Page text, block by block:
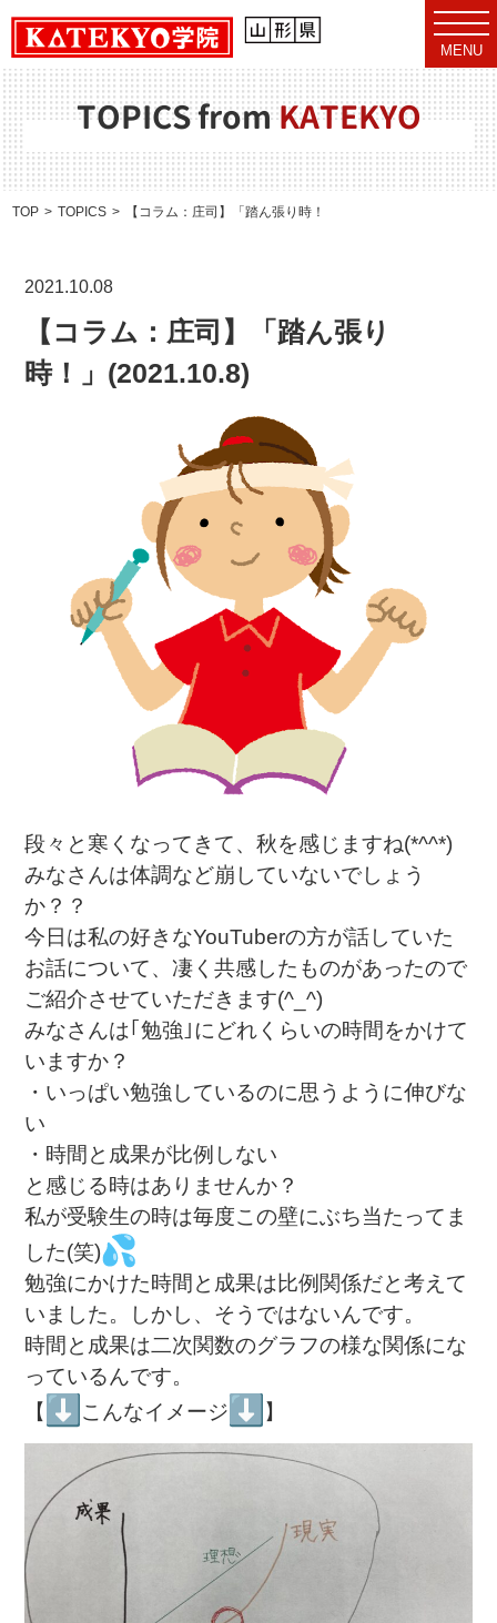
t
o
g
g
l
e
n
v
i
g
MENU
TOPICS fromKATEKYO
TOP TOPICS 【コラム：庄司】「踏ん張り時！」(2021.10.8)
2021.10.08
【コラム：庄司】「踏ん張り
時！」(2021.10.8)
段々と寒くなってきて、秋を感じますね(*^^*)
みなさんは体調など崩していないでしょう
か？？
今日は私の好きなYouTuberの方が話していた
お話について、凄く共感したものがあったので
ご紹介させていただきます(^_^)
みなさんは｢勉強｣にどれくらいの時間をかけて
いますか？
・いっぱい勉強しているのに思うように伸びな
い
・時間と成果が比例しない
と感じる時はありませんか？
私が受験生の時は毎度この壁にぶち当たってま
した(笑)
勉強にかけた時間と成果は比例関係だと考えて
いました。しかし、そうではないんです。
時間と成果は二次関数のグラフの様な関係にな
っているんです。
【
こんなイメージ 】